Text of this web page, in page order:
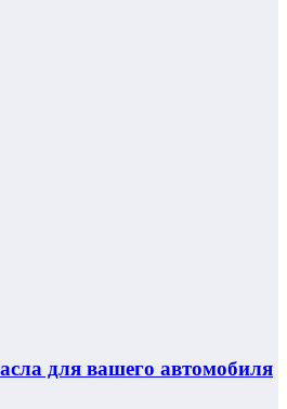
для вашего автомобиля